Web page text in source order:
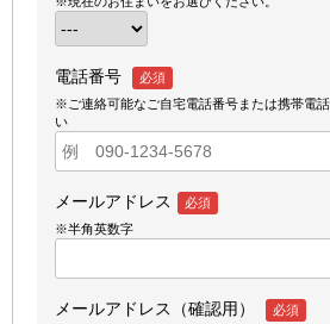
電話番号
必須
※ご連絡可能なご自宅電話番号または携帯電
い
メールアドレス
必須
※半角英数字
メールアドレス（確認用）
必須